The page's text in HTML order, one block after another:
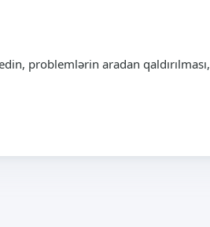
problemlərin aradan qaldırılması,